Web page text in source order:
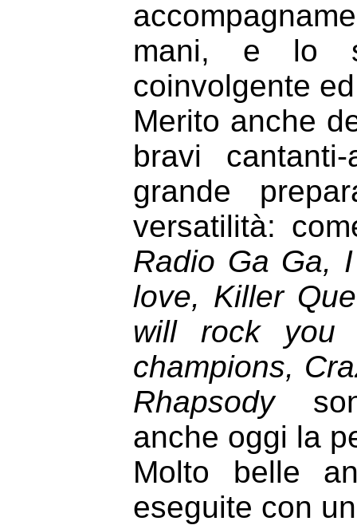
mani, e lo
coinvolgente
Merito anche
bravi
grande
versatilità:
Radio Ga Ga,
love, Killer
will rock
champions,
Rhapsody
anche oggi la
Molto belle
eseguite con